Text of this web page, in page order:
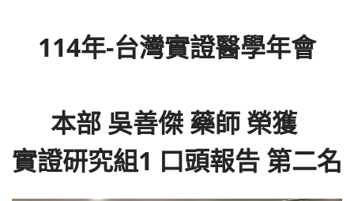
114年-台灣實證醫學年會
本部 吳善傑 藥師 榮獲
實證研究組1 口頭報告 第二名